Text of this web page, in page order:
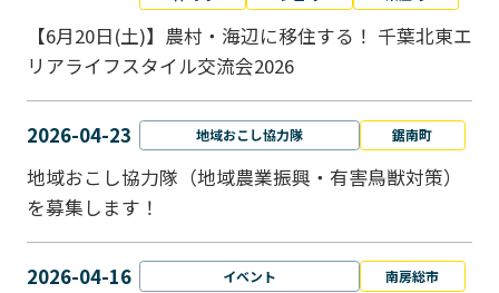
【6月20日(土)】農村・海辺に移住する！ 千葉北東エ
リアライフスタイル交流会2026
2026-04-23 地域おこし協力隊 鋸南町
地域おこし協力隊（地域農業振興・有害鳥獣対策）
を募集します！
2026-04-16 イベント 南房総市